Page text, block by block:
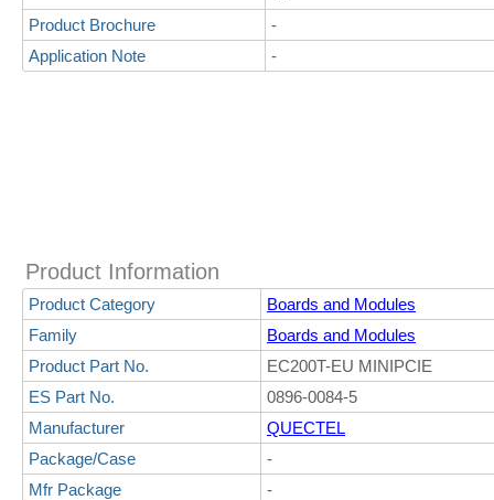
Product Brochure
-
Application Note
-
Product Information
Product Category
Boards and Modules
Family
Boards and Modules
Product Part No.
EC200T-EU MINIPCIE
ES Part No.
0896-0084-5
Manufacturer
QUECTEL
Package/Case
-
Mfr Package
-